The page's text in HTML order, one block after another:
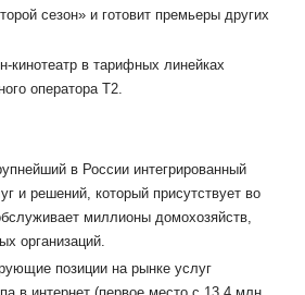
сезон» и готовит премьеры других
кинотеатр в тарифных линейках
оператора Т2.
в России интегрированный
и решений, который присутствует во
миллионы домохозяйств,
организаций.
позиции на рынке услуг